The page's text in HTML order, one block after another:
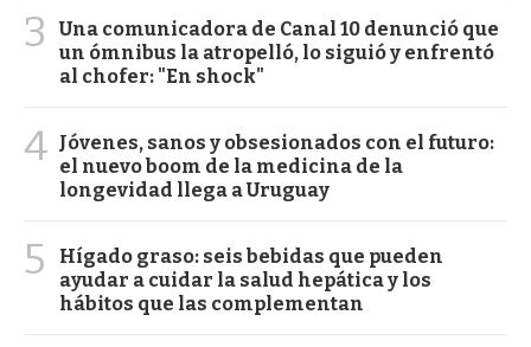
3
Una comunicadora de Canal 10 denunció que
un ómnibus la atropelló, lo siguió y enfrentó
al chofer: "En shock"
4 Jóvenes, sanos y obsesionados con el futuro:
el nuevo boom de la medicina de la
longevidad llega a Uruguay
5
Hígado graso: seis bebidas que pueden
ayudar a cuidar la salud hepática y los
hábitos que las complementan